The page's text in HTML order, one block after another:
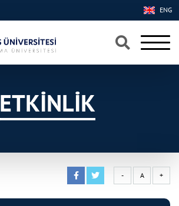
×
×
ENG
ETKİNLİK
- A +